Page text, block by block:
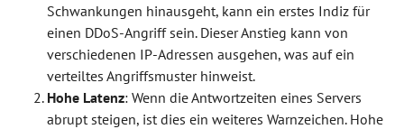
Schwankungen hinausgeht, kann ein erstes Indiz für
einen DDoS-Angriff sein. Dieser Anstieg kann von
verschiedenen IP-Adressen ausgehen, was auf ein
verteiltes Angriffsmuster hinweist.
Hohe Latenz: Wenn die Antwortzeiten eines Servers
abrupt steigen, ist dies ein weiteres Warnzeichen. Hohe